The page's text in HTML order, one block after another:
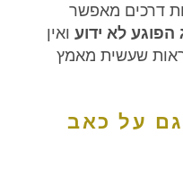
דרכים מאפשר
הפוגע לא ידוע ואין
שעשית מאמץ
על כאב